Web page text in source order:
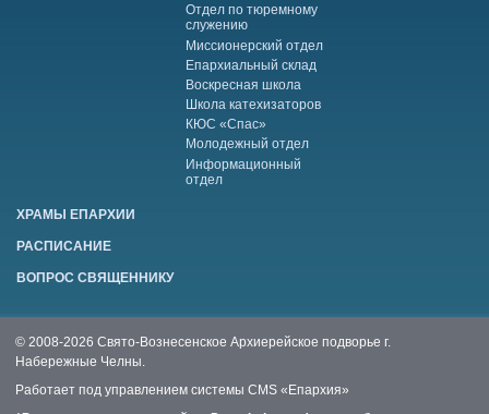
Отдел по тюремному
служению
Миссионерский отдел
Епархиальный склад
Воскресная школа
Школа катехизаторов
КЮС «Спас»
Молодежный отдел
Информационный
отдел
ХРАМЫ ЕПАРХИИ
РАСПИСАНИЕ
ВОПРОС СВЯЩЕННИКУ
© 2008-2026 Свято-Вознесенское Архиерейское подворье г.
Набережные Челны.
Работает под управлением системы CMS «Епархия»